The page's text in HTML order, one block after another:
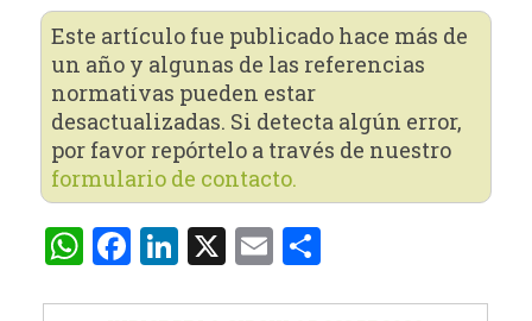
Este artículo fue publicado hace más de
un año y algunas de las referencias
normativas pueden estar
desactualizadas. Si detecta algún error,
por favor repórtelo a través de nuestro
formulario de contacto.
WhatsApp
Facebook
LinkedIn
X Email